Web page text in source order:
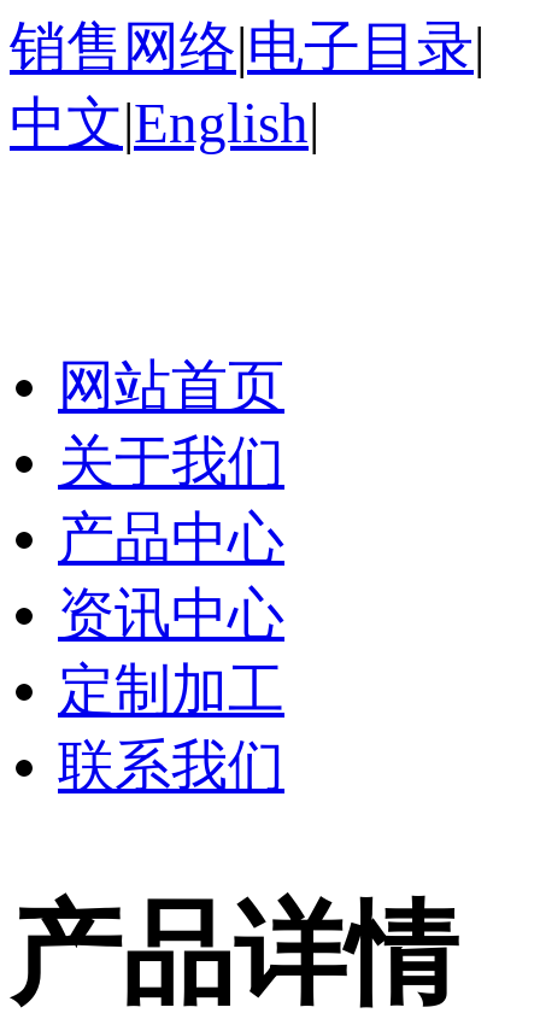
销售网络|电子目录|
中文|English|
网站首页
关于我们
产品中心
资讯中心
定制加工
联系我们
产品详情